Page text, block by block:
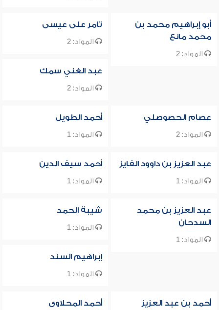
أبو إبراهيم محمد بن
محمد مانع
المواد: 2
تامر على عيسى
المواد: 2
عبد الغني سمك
المواد: 2
عصام الحصوصلي
المواد: 2
أحمد الطويل
المواد: 1
عبد العزيز بن داوود الفايز
المواد: 1
أحمد سيف الدين
المواد: 1
عبد العزيز بن محمد
السدحان
المواد: 1
شيبة الحمد
المواد: 1
إبراهيم السند
المواد: 1
أحمد بن عبد العزيز أحمد المحلاوى